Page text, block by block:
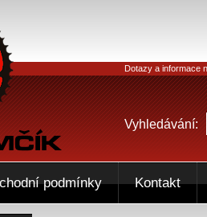
Dotazy a informace
Vyhledávání:
podmínky Kontakt